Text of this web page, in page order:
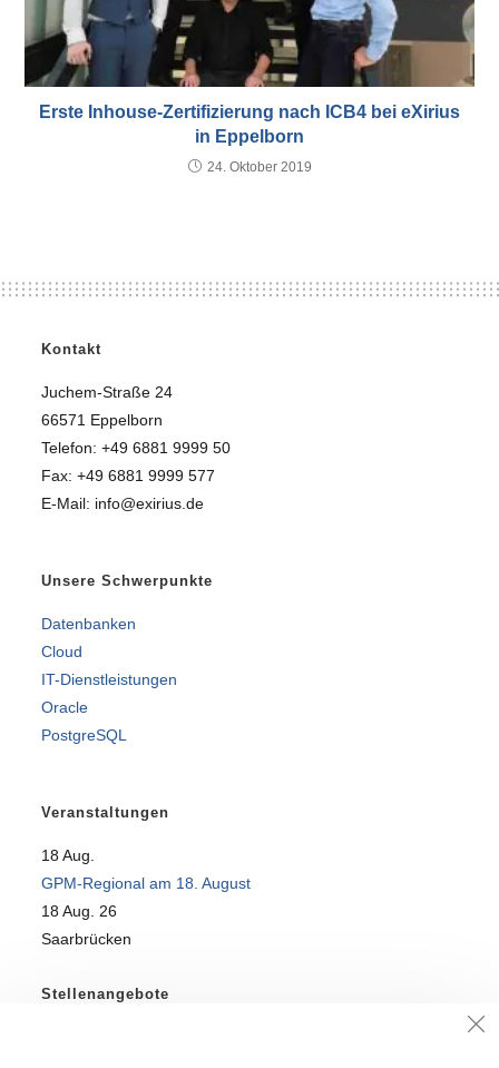
Erste Inhouse-Zertifizierung nach ICB4 bei eXirius
in Eppelborn
24. Oktober 2019
Kontakt
Juchem-Straße 24
66571 Eppelborn
Telefon: +49 6881 9999 50
Fax: +49 6881 9999 577
E-Mail: info@exirius.de
Unsere Schwerpunkte
Datenbanken
Cloud
IT-Dienstleistungen
Oracle
PostgreSQL
Veranstaltungen
18 Aug.
GPM-Regional am 18. August
18 Aug. 26
Saarbrücken
Stellenangebote